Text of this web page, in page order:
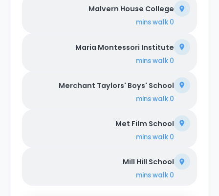
Malvern House College
0 mins
walk
Maria Montessori Institute
0 mins
walk
Merchant Taylors' Boys' School
0 mins
walk
Met Film School
0 mins
walk
Mill Hill School
0 mins
walk